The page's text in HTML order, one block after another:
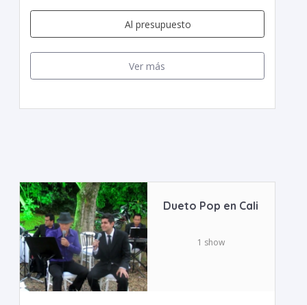
Al presupuesto
Ver más
Dueto Pop en Cali
1 show